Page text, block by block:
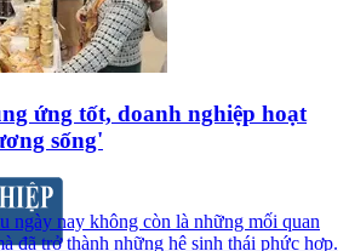
ứng tốt, doanh nghiệp hoạt
sống'
ngày nay không còn là những mối quan
đã trở thành những hệ sinh thái phức hợp.